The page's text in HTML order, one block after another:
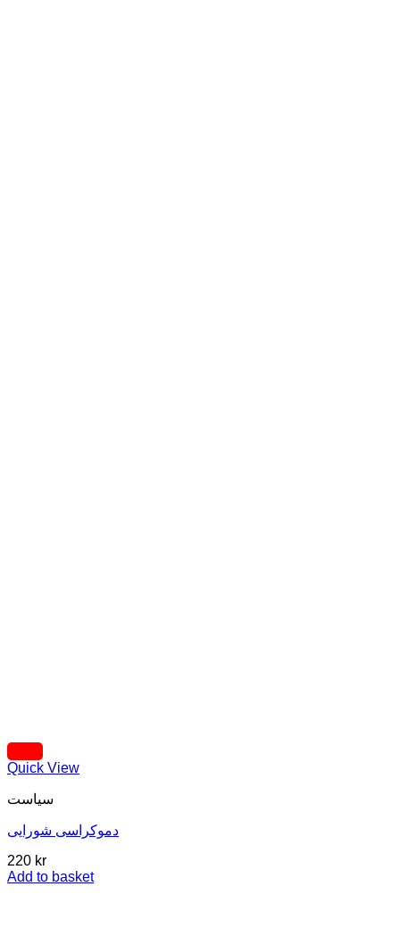
Quick View
سیاست
دموکراسی شورایی
220 kr
Add to basket